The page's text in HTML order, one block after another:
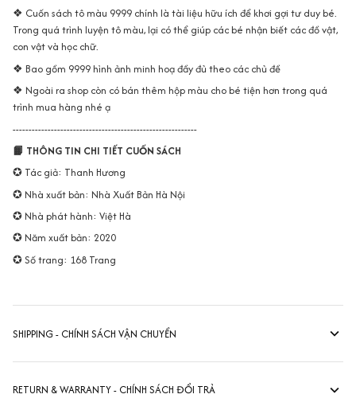
❖ Cuốn sách tô màu 9999 chính là tài liệu hữu ích để khơi gợi tư duy bé.
Trong quá trình luyện tô màu, lại có thể giúp các bé nhận biết các đồ vật,
con vật và học chữ.
❖ Bao gồm 9999 hình ảnh minh hoạ đầy đủ theo các chủ đề
❖ Ngoài ra shop còn có bán thêm hộp màu cho bé tiện hơn trong quá
trình mua hàng nhé ạ
----------------------------------------------------------
📙 THÔNG TIN CHI TIẾT CUỐN SÁCH
✪ Tác giả: Thanh Hương
✪ Nhà xuất bản: Nhà Xuất Bản Hà Nội
✪ Nhà phát hành: Việt Hà
✪ Năm xuất bản: 2020
✪ Số trang: 168 Trang
SHIPPING - CHÍNH SÁCH VẬN CHUYỂN
RETURN & WARRANTY - CHÍNH SÁCH ĐỔI TRẢ